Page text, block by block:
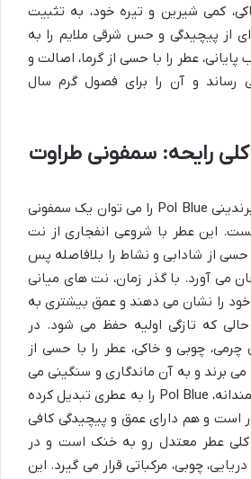
کمی شیرین و تیره خود، به تثبیت
از پیچیدگی و حس شرقی ملایم را به
پایانی، عطر را با حسی از گرما، اصالت و
رساند و آن را برای فصول گرم سال
رایحه: سمفونی طراوت
در مجموع، عطر جیبی برندینی Pol Blue را می توان یک سمفونی
این عطر با شروعی انفجاری از نت
حسی از شادابی و نشاط را بلافاصله پس
می آورد. با گذر زمان، نت های میانی
را نشان می دهند و عمق بیشتری به
که تازگی اولیه حفظ می شود. در
چرمی، چوبی و خاکی، عطر را با حسی از
می برند و به آن ماندگاری و سنگینی می
دهند. این ترکیب هوشمندانه، Pol Blue را به عطری تبدیل کرده
است و هم دارای عمق و پیچیدگی کافی
عطر معتدل رو به خنک است و در
چوبی، مرکباتی قرار می گیرد. این